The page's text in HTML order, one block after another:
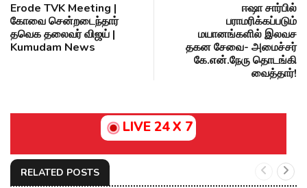
Erode TVK Meeting |
கோவை சென்றடைந்தார்
தவெக தலைவர் விஜய் |
Kumudam News
ஈஷா சார்பில்
பராமரிக்கப்படும்
மயானங்களில் இலவச
தகன சேவை- அமைச்சர்
கே.என்.நேரு தொடங்கி
வைத்தார்!
LIVE 24 X 7
RELATED POSTS